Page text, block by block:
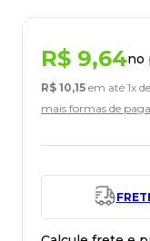
R$ 9,64no
R$ 10,15 em até 1x de
mais formas de